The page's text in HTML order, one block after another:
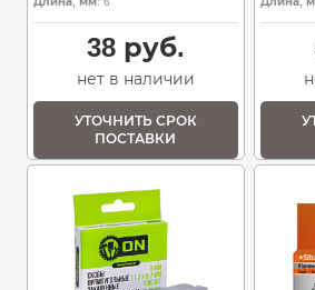
38руб.
нет в наличии
УТОЧНИТЬ СРОК
ПОСТАВКИ